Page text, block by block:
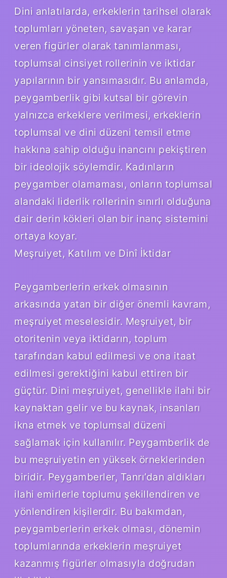
Dini anlatılarda, erkeklerin tarihsel olarak
toplumları yöneten, savaşan ve karar
veren figürler olarak tanımlanması,
toplumsal cinsiyet rollerinin ve iktidar
yapılarının bir yansımasıdır. Bu anlamda,
peygamberlik gibi kutsal bir görevin
yalnızca erkeklere verilmesi, erkeklerin
toplumsal ve dini düzeni temsil etme
hakkına sahip olduğu inancını pekiştiren
bir ideolojik söylemdir. Kadınların
peygamber olamaması, onların toplumsal
alandaki liderlik rollerinin sınırlı olduğuna
dair derin kökleri olan bir inanç sistemini
ortaya koyar.
Meşruiyet, Katılım ve Dinî İktidar
Peygamberlerin erkek olmasının
arkasında yatan bir diğer önemli kavram,
meşruiyet meselesidir. Meşruiyet, bir
otoritenin veya iktidarın, toplum
tarafından kabul edilmesi ve ona itaat
edilmesi gerektiğini kabul ettiren bir
güçtür. Dini meşruiyet, genellikle ilahi bir
kaynaktan gelir ve bu kaynak, insanları
ikna etmek ve toplumsal düzeni
sağlamak için kullanılır. Peygamberlik de
bu meşruiyetin en yüksek örneklerinden
biridir. Peygamberler, Tanrı’dan aldıkları
ilahi emirlerle toplumu şekillendiren ve
yönlendiren kişilerdir. Bu bakımdan,
peygamberlerin erkek olması, dönemin
toplumlarında erkeklerin meşruiyet
kazanmış figürler olmasıyla doğrudan